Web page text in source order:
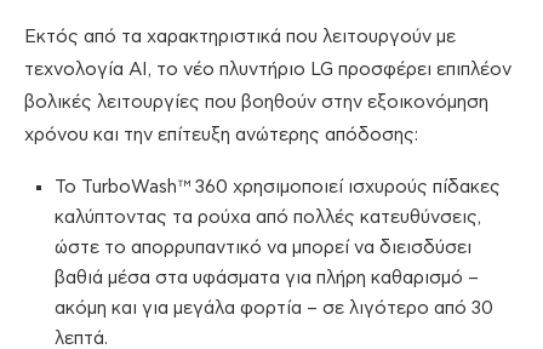
Εκτός από τα χαρακτηριστικά που λειτουργούν με
τεχνολογία AI, το νέο πλυντήριο LG προσφέρει επιπλέον
βολικές λειτουργίες που βοηθούν στην εξοικονόμηση
χρόνου και την επίτευξη ανώτερης απόδοσης:
Το TurboWash™ 360 χρησιμοποιεί ισχυρούς πίδακες
καλύπτοντας τα ρούχα από πολλές κατευθύνσεις,
ώστε το απορρυπαντικό να μπορεί να διεισδύσει
βαθιά μέσα στα υφάσματα για πλήρη καθαρισμό –
ακόμη και για μεγάλα φορτία – σε λιγότερο από 30
λεπτά.